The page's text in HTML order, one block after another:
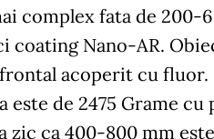
complex fata de 200-
coating Nano-AR.
acoperit cu
este de 2475 Grame
zic ca 400-800 mm